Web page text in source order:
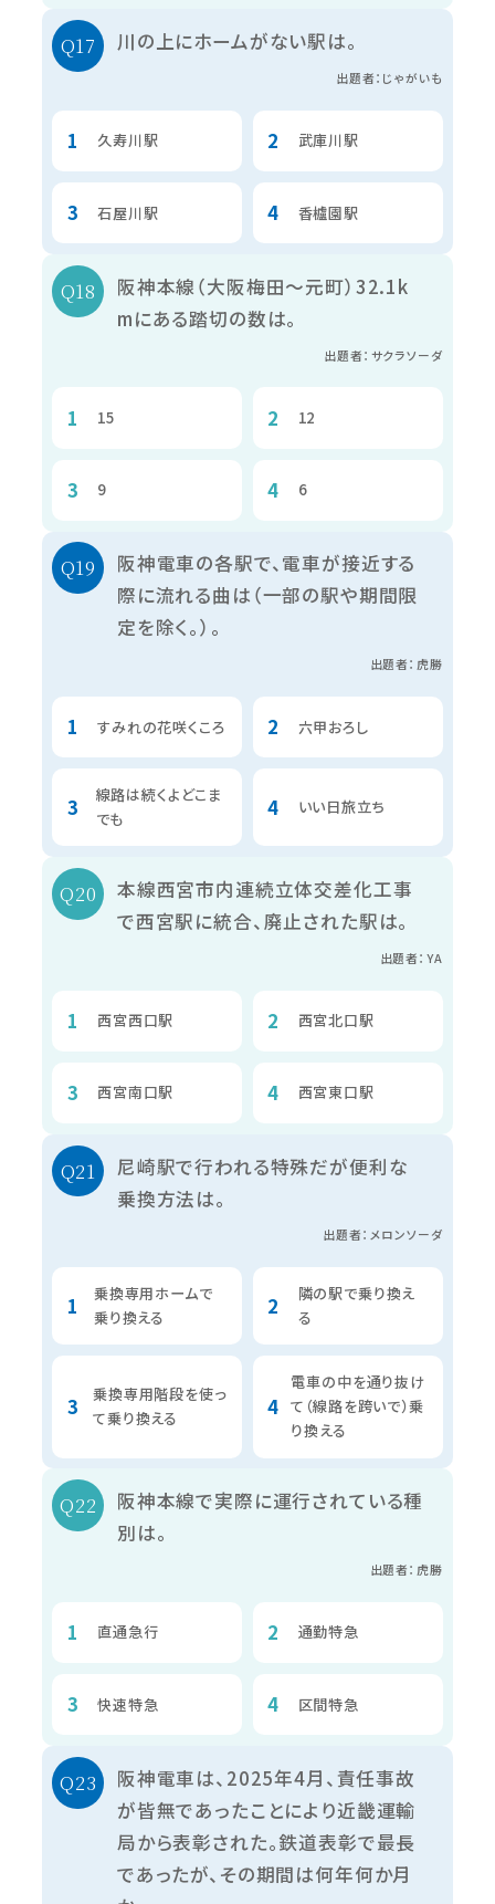
川の上にホームがない駅は。
出題者：じゃがいも
久寿川駅 武庫川駅
石屋川駅 香櫨園駅
阪神本線（大阪梅田～元町）32.1k
mにある踏切の数は。
出題者：サクラソーダ
15 12
9 6
阪神電車の各駅で、電車が接近する
際に流れる曲は（一部の駅や期間限
定を除く。）。
出題者：虎勝
すみれの花咲くころ 六甲おろし
線路は続くよどこま
でも
いい日旅立ち
本線西宮市内連続立体交差化工事
で西宮駅に統合、廃止された駅は。
出題者：YA
西宮西口駅 西宮北口駅
西宮南口駅 西宮東口駅
尼崎駅で行われる特殊だが便利な
乗換方法は。
出題者：メロンソーダ
乗換専用ホームで
乗り換える
隣の駅で乗り換え
る
乗換専用階段を使っ
て乗り換える
電車の中を通り抜け
て（線路を跨いで）乗
り換える
阪神本線で実際に運行されている種
別は。
出題者：虎勝
直通急行 通勤特急
快速特急 区間特急
阪神電車は、2025年4月、責任事故
が皆無であったことにより近畿運輸
局から表彰された。鉄道表彰で最長
であったが、その期間は何年何か月